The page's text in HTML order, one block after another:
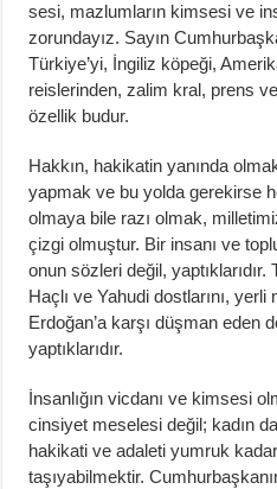
sesi, mazlumların kimsesi ve
zorundayız. Sayın
Türkiye’yi, İngiliz köpeği,
reislerinden, zalim kral, prens
özellik budur.
Hakkın, hakikatin yanında
yapmak ve bu yolda gerekirse
olmaya bile razı olmak,
çizgi olmuştur. Bir insanı ve
onun sözleri değil, yaptıklarıdır.
Haçlı ve Yahudi dostlarını, yerli
Erdoğan’a karşı düşman eden
yaptıklarıdır.
İnsanlığın vicdanı ve kimsesi
cinsiyet meselesi değil; kadın
hakikati ve adaleti yumruk
taşıyabilmektir.